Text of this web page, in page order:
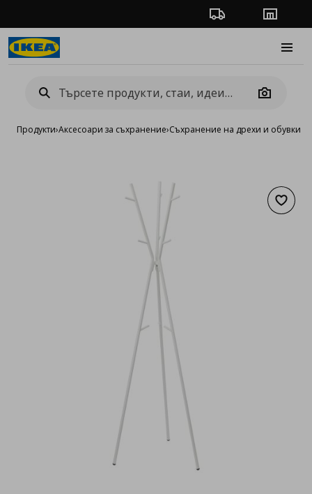
Проследяване на
Camera
Продукти›Аксесоари за съхранение›Съхранение на дрехи и обувки